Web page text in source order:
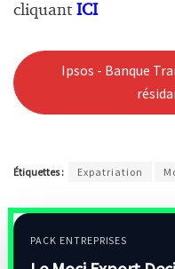
cliquant ICI
Ipsos - Banque
Étiquettes : Expatriation
PACK ENTREPRISES